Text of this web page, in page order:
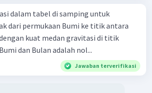
dalam tabel di samping untuk
kuat medan gravitasi di titik
dan Bulan adalah nol...
Jawaban terverifikasi